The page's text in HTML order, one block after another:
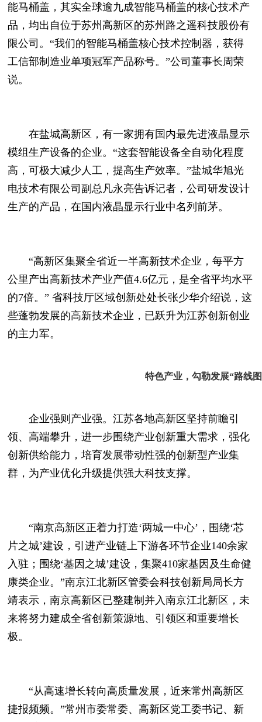
能马桶盖，其实全球逾九成智能马桶盖的核心技术产
品，均出自位于苏州高新区的苏州路之遥科技股份有
限公司。“我们的智能马桶盖核心技术控制器，获得
工信部制造业单项冠军产品称号。”公司董事长周荣
说。
在盐城高新区，有一家拥有国内最先进液晶显示
模组生产设备的企业。“这套智能设备全自动化程度
高，可极大减少人工，提高生产效率。”盐城华旭光
电技术有限公司副总凡永亮告诉记者，公司研发设计
生产的产品，在国内液晶显示行业中名列前茅。
“高新区集聚全省近一半高新技术企业，每平方
公里产出高新技术产业产值4.6亿元，是全省平均水平
的7倍。” 省科技厅区域创新处处长张少华介绍说，这
些蓬勃发展的高新技术企业，已跃升为江苏创新创业
的主力军。
特色产业， 勾勒发展“路线
企业强则产业强。江苏各地高新区坚持前瞻引
领、高端攀升，进一步围绕产业创新重大需求，强化
创新供给能力，培育发展带动性强的创新型产业集
群，为产业优化升级提供强大科技支撑。
“南京高新区正着力打造‘两城一中心’，围绕‘芯
片之城’建设，引进产业链上下游各环节企业140余家
入驻；围绕‘基因之城’建设，集聚410家基因及生命健
康类企业。”南京江北新区管委会科技创新局局长方
靖表示，南京高新区已整建制并入南京江北新区，未
来将努力建成全省创新策源地、引领区和重要增长
极。
“从高速增长转向高质量发展，近来常州高新区
捷报频频。”常州市委常委、高新区党工委书记、新